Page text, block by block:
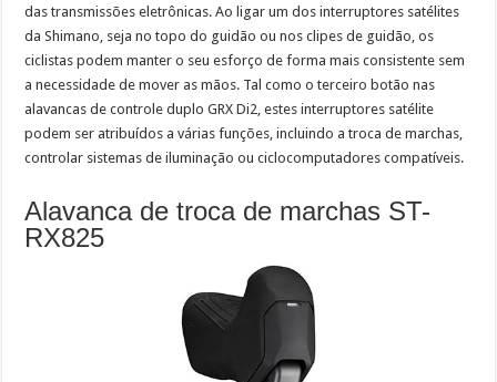
das transmissões eletrônicas. Ao ligar um dos interruptores satélites
da Shimano, seja no topo do guidão ou nos clipes de guidão, os
ciclistas podem manter o seu esforço de forma mais consistente sem
a necessidade de mover as mãos. Tal como o terceiro botão nas
alavancas de controle duplo GRX Di2, estes interruptores satélite
podem ser atribuídos a várias funções, incluindo a troca de marchas,
controlar sistemas de iluminação ou ciclocomputadores compatíveis.
Alavanca de troca de marchas ST-
RX825